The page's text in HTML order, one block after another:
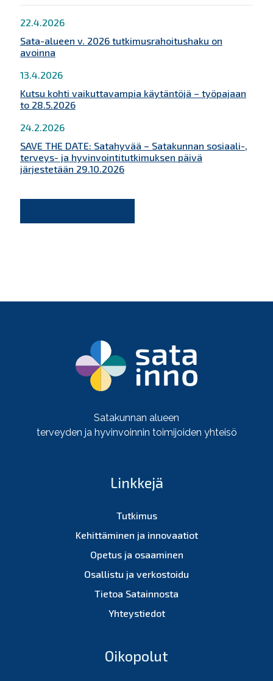
22.4.2026
Sata-alueen v. 2026 tutkimusrahoitushaku on
avoinna
13.4.2026
Kutsu kohti vaikuttavampia käytäntöjä – työpajaan
to 28.5.2026
24.2.2026
SAVE THE DATE: Satahyvää – Satakunnan sosiaali-,
terveys- ja hyvinvointitutkimuksen päivä
järjestetään 29.10.2026
Satakunnan alueen
terveyden ja hyvinvoinnin toimijoiden yhteisö
Linkkejä
Tutkimus
Kehittäminen ja innovaatiot
Opetus ja osaaminen
Osallistu ja verkostoidu
Tietoa Satainnosta
Yhteystiedot
Oikopolut